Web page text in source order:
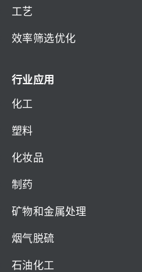
工艺
效率筛选优化
行业应用
化工
塑料
化妆品
制药
矿物和金属处理
烟气脱硫
石油化工